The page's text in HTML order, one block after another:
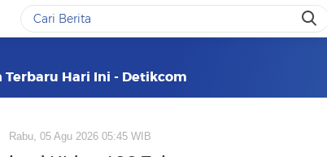
Hari Ini - Detikcom
Rabu, 05 Agu 2026 05:45 WIB